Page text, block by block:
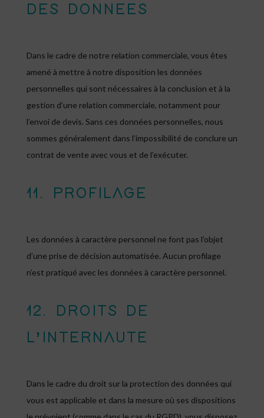
DES DONNEES
Dans le cadre de notre relation commerciale, vous êtes
amené à mettre à notre disposition les données
personnelles qui sont nécessaires à la conclusion et à la
gestion d’une relation commerciale, notamment pour
l’envoi de devis. Sans ces données personnelles, nous
sommes généralement dans l’impossibilité de conclure un
contrat de vente avec vous et de l’exécuter.
11. PROFILAGE
Les données à caractère personnel ne font pas l’objet
d’une prise de décision automatisée. Aucun profilage
n’est pratiqué avec les données à caractère personnel.
12. DROITS DE
L’INTERNAUTE
Dans le cadre du droit sur la protection des données qui
vous est applicable et dans la mesure où ses dispositions